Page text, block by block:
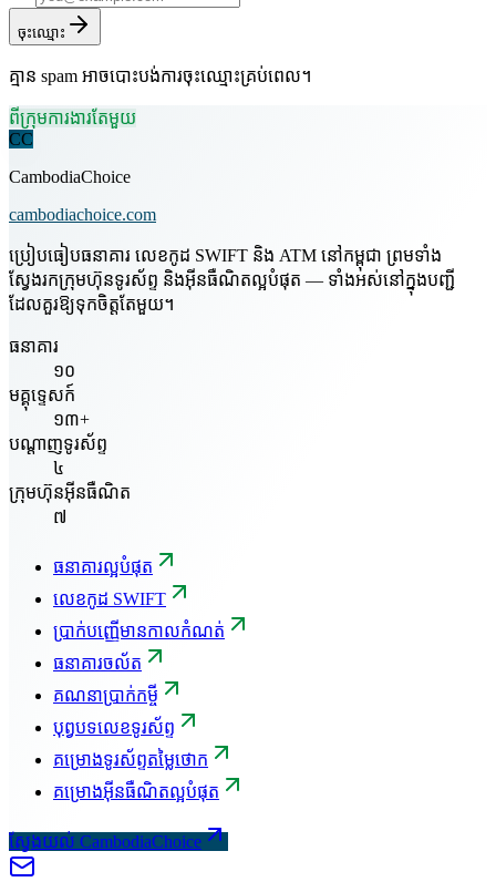
ចុះឈ្មោះ
គ្មាន spam អាចបោះបង់ការចុះឈ្មោះគ្រប់ពេល។
ពីក្រុមការងារតែមួយ
CC
CambodiaChoice
cambodiachoice.com
ប្រៀបធៀបធនាគារ លេខកូដ SWIFT និង ATM នៅកម្ពុជា ព្រមទាំង
ស្វែងរកក្រុមហ៊ុនទូរស័ព្ទ និងអ៊ីនធឺណិតល្អបំផុត — ទាំងអស់នៅក្នុងបញ្ជី
ដែលគួរឱ្យទុកចិត្តតែមួយ។
ធនាគារ
១០
មគ្គុទ្ទេសក៍
១៣+
បណ្តាញទូរស័ព្ទ
៤
ក្រុមហ៊ុនអ៊ីនធឺណិត
៧
ធនាគារល្អបំផុត
លេខកូដ SWIFT
ប្រាក់បញ្ញើមានកាលកំណត់
ធនាគារចល័ត
គណនាប្រាក់កម្ចី
បុព្វបទលេខទូរស័ព្ទ
គម្រោងទូរស័ព្ទតម្លៃថោក
គម្រោងអ៊ីនធឺណិតល្អបំផុត
ស្វែងយល់ CambodiaChoice